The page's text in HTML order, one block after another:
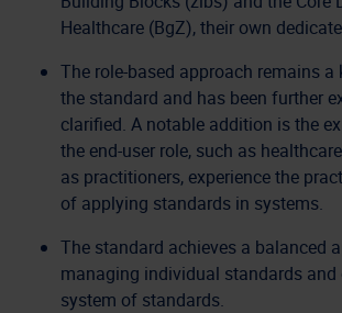
Healthcare (BgZ), their own
The role-based approach remains a
the standard and has been further
clarified. A notable addition is the
the end-user role, such as
as practitioners, experience the
of applying standards in systems.
The standard achieves a balanced
managing individual standards and
system of standards.